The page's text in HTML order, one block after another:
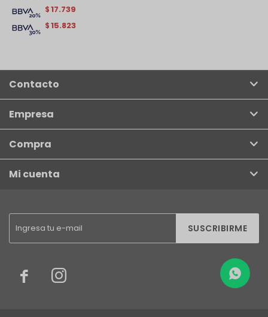
$15.823
$17.739
SUSCRIBIRME
 
Contacto
Empresa
Compra
Mi cuenta